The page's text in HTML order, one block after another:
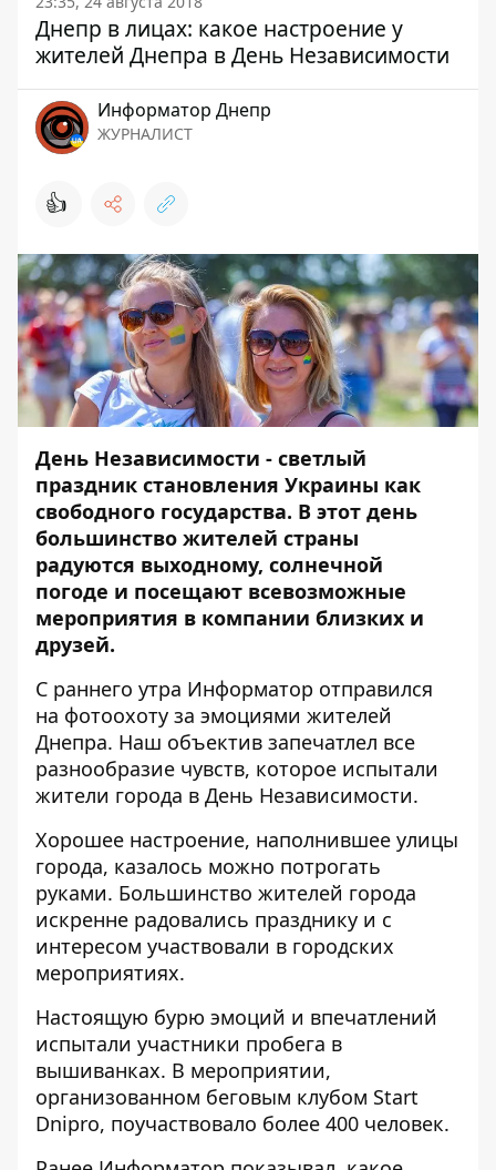
Днепр в лицах: какое настроение у
жителей Днепра в День Независимости
Информатор Днепр
ЖУРНАЛИСТ
👍
День Независимости - светлый
праздник становления Украины как
свободного государства. В этот день
большинство жителей страны
радуются выходному, солнечной
погоде и посещают всевозможные
мероприятия в компании близких и
друзей.
С раннего утра Информатор отправился
на фотоохоту за эмоциями жителей
Днепра. Наш объектив запечатлел все
разнообразие чувств, которое испытали
жители города в День Независимости.
Хорошее настроение, наполнившее улицы
города, казалось можно потрогать
руками. Большинство жителей города
искренне радовались празднику и с
интересом участвовали в городских
мероприятиях.
Настоящую бурю эмоций и впечатлений
испытали участники пробега в
вышиванках. В мероприятии,
организованном беговым клубом Start
Dnipro, поучаствовало более 400 человек.